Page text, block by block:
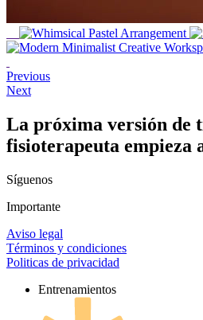
Previous
Next
La próxima versión de
fisioterapeuta empieza
Síguenos
Importante
Aviso legal
Términos y condiciones
Politicas de privacidad
Entrenamientos